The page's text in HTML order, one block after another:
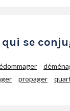
qui se
propager